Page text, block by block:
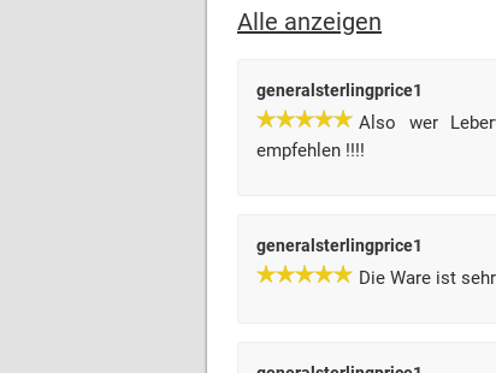
Alle anzeigen
generalsterlingprice1
Also wer
empfehlen !!!!
generalsterlingprice1
Die Ware ist